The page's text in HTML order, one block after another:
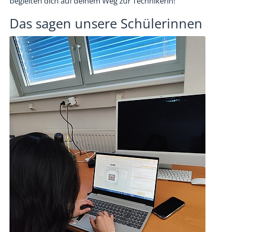
Das sagen unsere Schülerinnen